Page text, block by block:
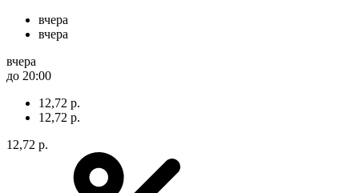
вчера
вчера
вчера
до 20:00
12,72 р.
12,72 р.
12,72 р.